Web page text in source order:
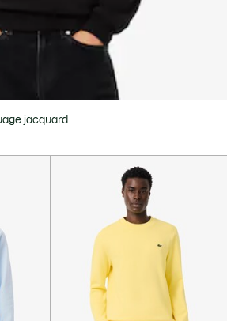
jacquard